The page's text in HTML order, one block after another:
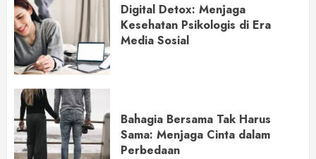
Digital Detox: Menjaga
Kesehatan Psikologis di Era
Media Sosial
Bahagia Bersama Tak Harus
Sama: Menjaga Cinta dalam
Perbedaan